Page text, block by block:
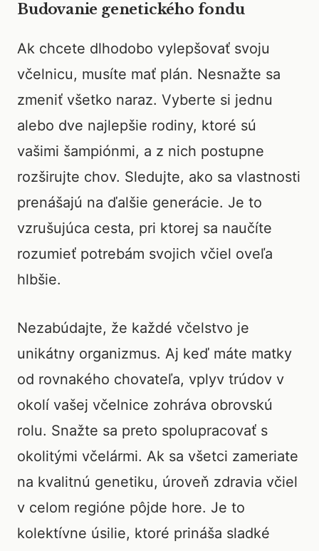
Budovanie genetického fondu
Ak chcete dlhodobo vylepšovať svoju
včelnicu, musíte mať plán. Nesnažte sa
zmeniť všetko naraz. Vyberte si jednu
alebo dve najlepšie rodiny, ktoré sú
vašimi šampiónmi, a z nich postupne
rozširujte chov. Sledujte, ako sa vlastnosti
prenášajú na ďalšie generácie. Je to
vzrušujúca cesta, pri ktorej sa naučíte
rozumieť potrebám svojich včiel oveľa
hlbšie.
Nezabúdajte, že každé včelstvo je
unikátny organizmus. Aj keď máte matky
od rovnakého chovateľa, vplyv trúdov v
okolí vašej včelnice zohráva obrovskú
rolu. Snažte sa preto spolupracovať s
okolitými včelármi. Ak sa všetci zameriate
na kvalitnú genetiku, úroveň zdravia včiel
v celom regióne pôjde hore. Je to
kolektívne úsilie, ktoré prináša sladké